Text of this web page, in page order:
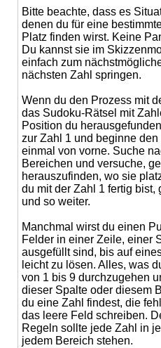
Bitte beachte, dass es
denen du für eine
Platz finden wirst. Keine
Du kannst sie im
einfach zum
nächsten Zahl springen.
Wenn du den Prozess mit
das Sudoku-Rätsel mit
Position du
zur Zahl 1 und beginne
einmal von vorne. Suche
Bereichen und versuche,
herauszufinden, wo sie
du mit der Zahl 1 fertig bist,
und so weiter.
Manchmal wirst du einen
Felder in einer Zeile, einer
ausgefüllt sind, bis auf
leicht zu lösen. Alles, was
von 1 bis 9 durchzugehen
dieser Spalte oder diesem
du eine Zahl findest, die
das leere Feld schreiben.
Regeln sollte jede Zahl in
jedem Bereich stehen.